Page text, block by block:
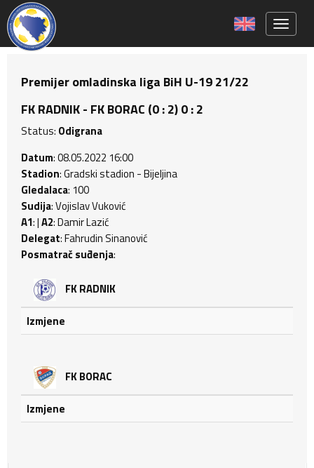
Premijer omladinska liga BiH U-19 21/22
FK RADNIK - FK BORAC (0 : 2) 0 : 2
Status: Odigrana
Datum: 08.05.2022 16:00
Stadion: Gradski stadion - Bijeljina
Gledalaca: 100
Sudija: Vojislav Vuković
A1: |A2: Damir Lazić
Delegat: Fahrudin Sinanović
Posmatrač suđenja:
FK RADNIK
Izmjene
FK BORAC
Izmjene